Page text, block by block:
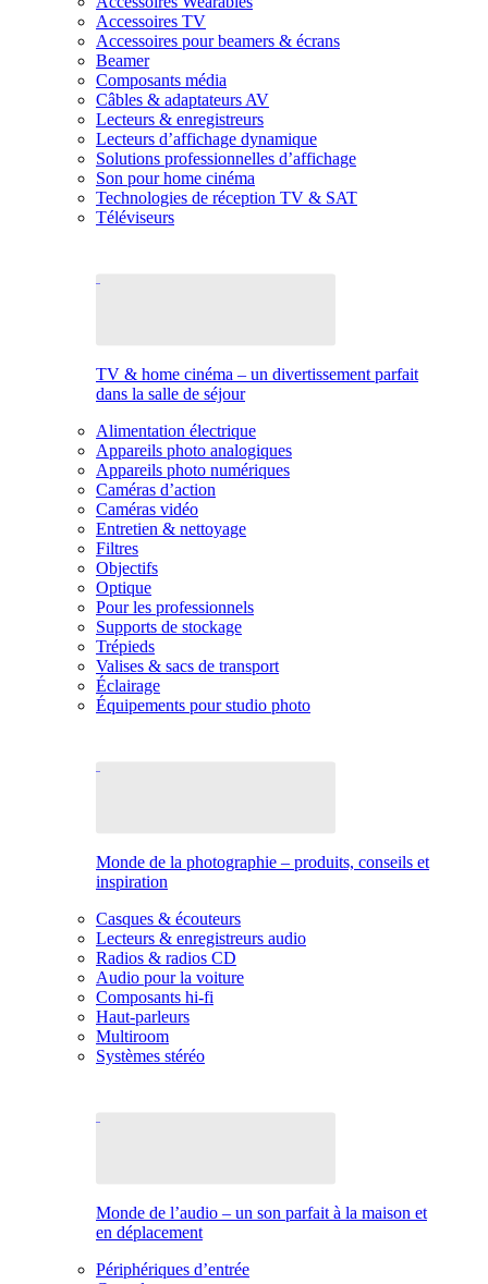
Accessoires TV
Accessoires pour beamers & écrans
Beamer
Composants média
Câbles & adaptateurs AV
Lecteurs & enregistreurs
Lecteurs d’affichage dynamique
Solutions professionnelles d’affichage
Son pour home cinéma
Technologies de réception TV & SAT
Téléviseurs
TV & home cinéma – un divertissement parfait
dans la salle de séjour
Alimentation électrique
Appareils photo analogiques
Appareils photo numériques
Caméras d’action
Caméras vidéo
Entretien & nettoyage
Filtres
Objectifs
Optique
Pour les professionnels
Supports de stockage
Trépieds
Valises & sacs de transport
Éclairage
Équipements pour studio photo
Monde de la photographie – produits, conseils et
inspiration
Casques & écouteurs
Lecteurs & enregistreurs audio
Radios & radios CD
Audio pour la voiture
Composants hi-fi
Haut-parleurs
Multiroom
Systèmes stéréo
Monde de l’audio – un son parfait à la maison et
en déplacement
Périphériques d’entrée